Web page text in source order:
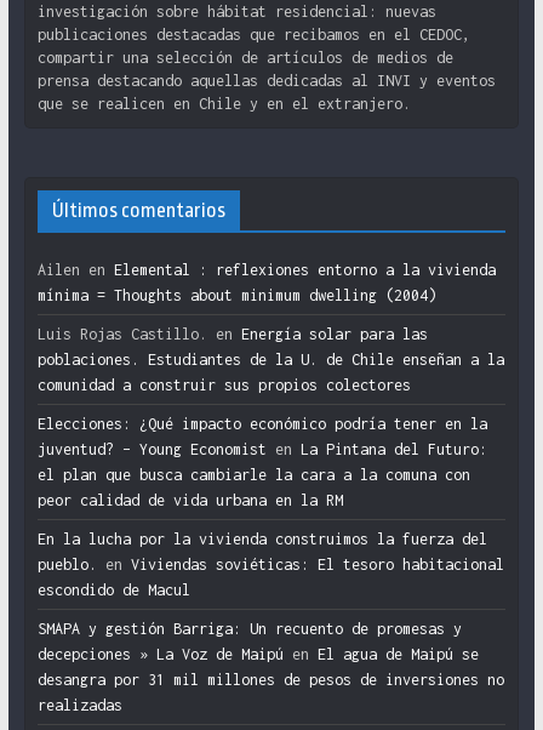
investigación sobre hábitat residencial: nuevas
publicaciones destacadas que recibamos en el CEDOC,
compartir una selección de artículos de medios de
prensa destacando aquellas dedicadas al INVI y eventos
que se realicen en Chile y en el extranjero.
Últimos comentarios
Ailen en Elemental : reflexiones entorno a la vivienda
mínima = Thoughts about minimum dwelling (2004)
Luis Rojas Castillo. en Energía solar para las
poblaciones. Estudiantes de la U. de Chile enseñan a la
comunidad a construir sus propios colectores
Elecciones: ¿Qué impacto económico podría tener en la
juventud? – Young Economist en La Pintana del Futuro:
el plan que busca cambiarle la cara a la comuna con
peor calidad de vida urbana en la RM
En la lucha por la vivienda construimos la fuerza del
pueblo.
en Viviendas soviéticas: El tesoro habitacional
escondido de Macul
SMAPA y gestión Barriga: Un recuento de promesas y
decepciones » La Voz de Maipú en El agua de Maipú se
desangra por 31 mil millones de pesos de inversiones no
realizadas